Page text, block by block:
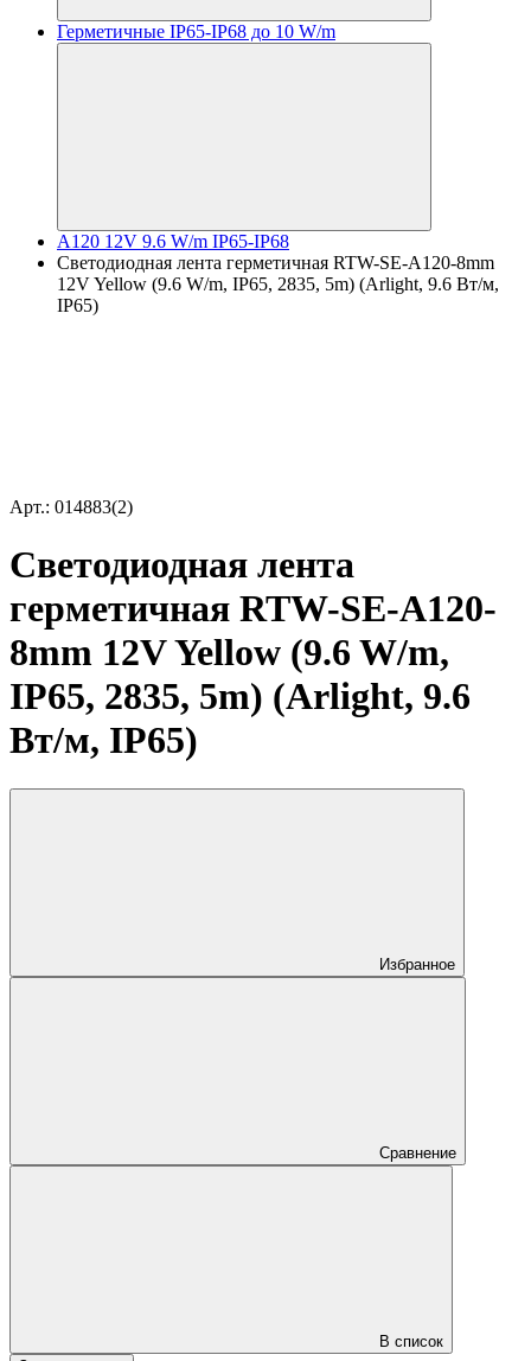
Герметичные IP65-IP68 до 10 W/m
A120 12V 9.6 W/m IP65-IP68
Светодиодная лента герметичная RTW-SE-A120-8mm
12V Yellow (9.6 W/m, IP65, 2835, 5m) (Arlight, 9.6 Вт/м,
IP65)
Арт.: 014883(2)
Светодиодная лента
герметичная RTW-SE-A120-
8mm 12V Yellow (9.6 W/m,
IP65, 2835, 5m) (Arlight, 9.6
Вт/м, IP65)
Избранное
Сравнение
В список